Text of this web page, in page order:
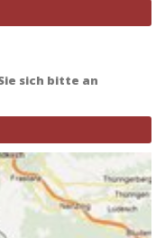
sich bitte an